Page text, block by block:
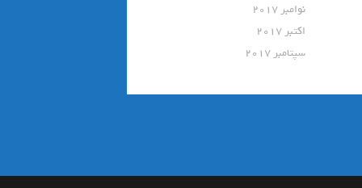
نوامبر 2017
اکتبر 2017
سپتامبر 2017